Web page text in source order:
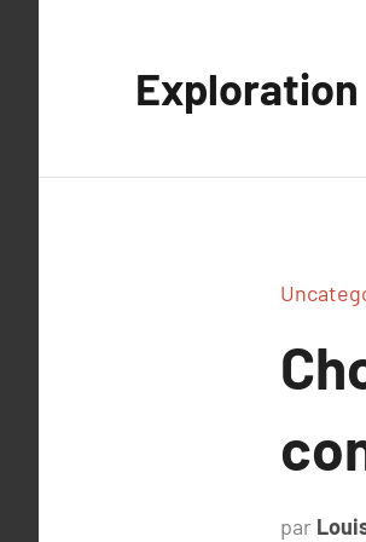
par